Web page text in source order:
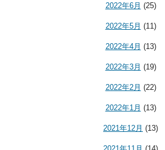
2022年6月 (25)
2022年5月 (11)
2022年4月 (13)
2022年3月 (19)
2022年2月 (22)
2022年1月 (13)
2021年12月 (13)